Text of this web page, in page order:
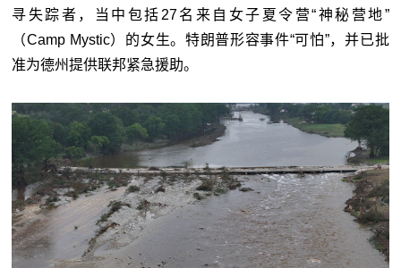
寻失踪者，当中包括27名来自女子夏令营“神秘营地”
（Camp Mystic）的女生。特朗普形容事件“可怕”，并已批
准为德州提供联邦紧急援助。